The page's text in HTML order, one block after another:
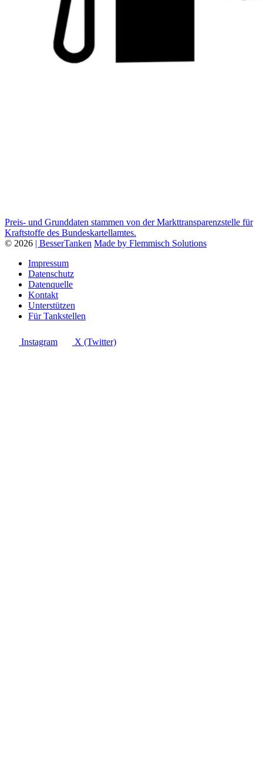
Preis- und Grunddaten stammen von der Markttransparenzstelle für
Kraftstoffe des Bundeskartellamtes.
© 2026 | BesserTanken Made by Flemmisch Solutions
Impressum
Datenschutz
Datenquelle
Kontakt
Unterstützen
Für Tankstellen
Instagram X (Twitter)